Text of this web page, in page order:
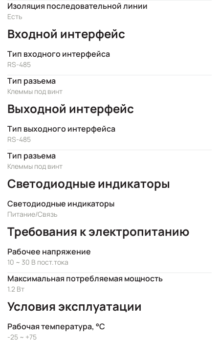
Изоляция последовательной линии
Есть
Входной интерфейс
Тип входного интерфейса
RS-485
Тип разъема
Клеммы под винт
Выходной интерфейс
Тип выходного интерфейса
RS-485
Тип разъема
Клеммы под винт
Светодиодные индикаторы
Светодиодные индикаторы
Питание/Связь
Требования к электропитанию
Рабочее напряжение
10 ~ 30 В пост.тока
Максимальная потребляемая мощность
1.2 Вт
Условия эксплуатации
Рабочая температура, °C
-25 ~ +75